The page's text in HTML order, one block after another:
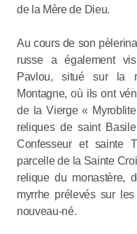
de la Mère de Dieu.
Au cours de son
russe a également
Pavlou, situé sur la
Montagne, où ils ont
de la Vierge «
reliques de saint
Confesseur et sainte
parcelle de la Sainte
relique du monastère,
myrrhe prélevés sur
nouveau-né.